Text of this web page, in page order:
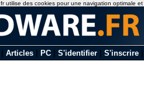
Articles PC S'identifier S'inscrire
utilise des cookies pour une navigation optimale